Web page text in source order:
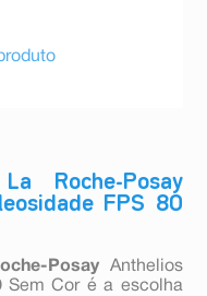
Roche-Posay
FPS 80
Posay Anthelios
Sem Cor é a escolha